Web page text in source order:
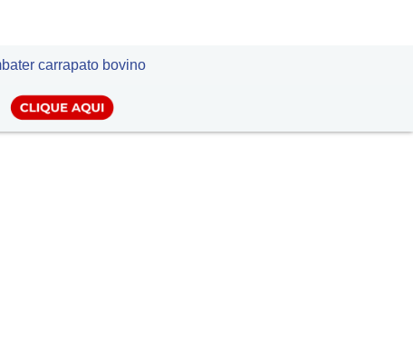
carrapato bovino